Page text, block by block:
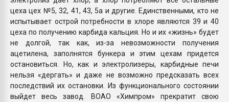
цеха цех №5, 32, 41, 43, 5а и другие. Единственными, кто не
испытывает острой потребности в хлоре являются 39 и 40
цеха по получению карбида кальция. Но и их «жизнь» будет
не долгой, так как, из-за невозможности получения
ацетилена, заполнятся бункера и этим цехам придется
остановиться. Но, как и электролизеры, карбидные печи
нельзя «дергать» и даже не возможно предсказать всех
последствий их остановки. Из функционального состоянии
выйдет весь завод. ВОАО «Химпром» прекратит свою